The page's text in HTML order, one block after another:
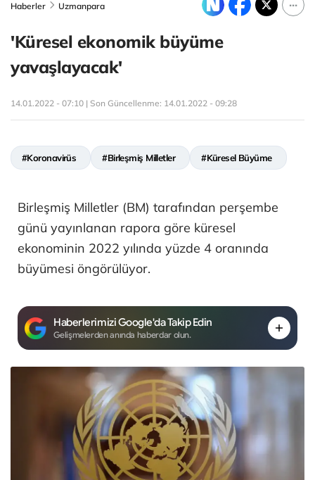
Haberler Uzmanpara
'Küresel ekonomik büyüme
yavaşlayacak'
14.01.2022 - 07:10 | Son Güncellenme: 14.01.2022 - 09:28
#Koronavirüs #Birleşmiş Milletler #Küresel Büyüme
Birleşmiş Milletler (BM) tarafından perşembe
günü yayınlanan rapora göre küresel
ekonominin 2022 yılında yüzde 4 oranında
büyümesi öngörülüyor.
Haberlerimizi Google'da Takip Edin
Gelişmelerden anında haberdar olun.